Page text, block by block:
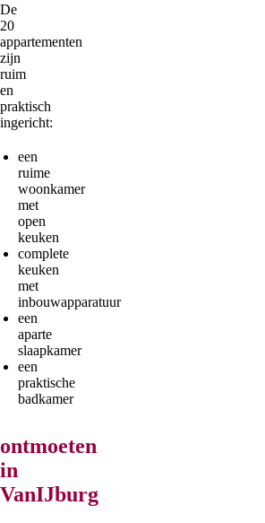
De
20
appartementen
zijn
ruim
en
praktisch
ingericht:
een
ruime
woonkamer
met
open
keuken
complete
keuken
met
inbouwapparatuur
een
aparte
slaapkamer
een
praktische
badkamer
ontmoeten
in
VanIJburg